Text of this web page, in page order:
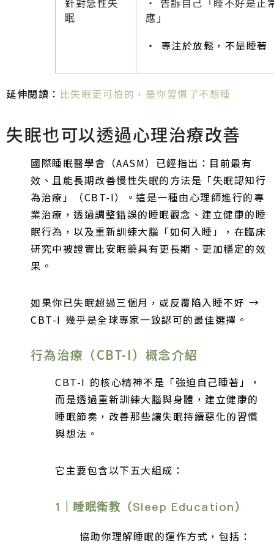
針對急性失
眠
‧ 告訴自己「睡不好是正
應」
‧ 專注於放鬆，不是睡著
延伸閱讀： 比失眠更可怕的，是你習慣了不想睡
失眠也可以透過心理治療改善
國際睡眠醫學會（AASM）已經指出：目前最有
效、且能長期改善慢性失眠的方法是「失眠認知行
為治療」（CBT-I）。這是一種由心理師進行的專
業治療，透過調整錯誤的睡眠觀念、建立健康的睡
眠行為，以及重新訓練大腦「如何入睡」，在臨床
研究中被證實比安眠藥具有更長期、更加穩定的效
果。
如果你已失眠超過三個月，或反覆陷入睡不好 →
CBT-I 幾乎是全球專家一致認可的最佳選擇。
行為治療（CBT-I）概念介紹
CBT-I 的核心精神不是「強迫自己睡著」，
而是透過重新訓練大腦與身體，建立健康的
睡眠節奏，改善那些讓失眠持續惡化的習慣
與想法。
它主要包含以下五大組成：
1｜睡眠衛教（Sleep Education）
協助你理解睡眠的運作方式，包括：